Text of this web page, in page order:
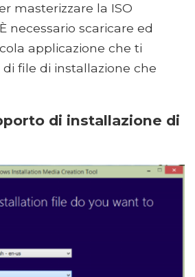
masterizzare la ISO
necessario scaricare ed
applicazione che ti
file di installazione che
di installazione di